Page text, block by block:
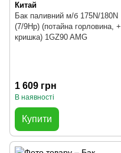
Китай
Бак паливний м/б 175N/180N
(7/9Hp) (потайна горловина, +
кришка) 1GZ90 AMG
1 609 грн
В наявності
Купити